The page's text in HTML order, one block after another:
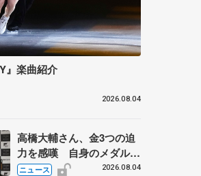
』楽曲紹介
2026.08.04
高橋大輔さん、金3つの迫
力を感嘆 自身のメダルは
「どちらに？」 〝リス兄
ニュース 2026.08.04